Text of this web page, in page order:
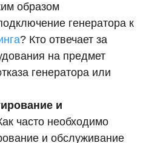
образом
генератора к
? Кто отвечает за
на предмет
генератора или
и
часто необходимо
и обслуживание